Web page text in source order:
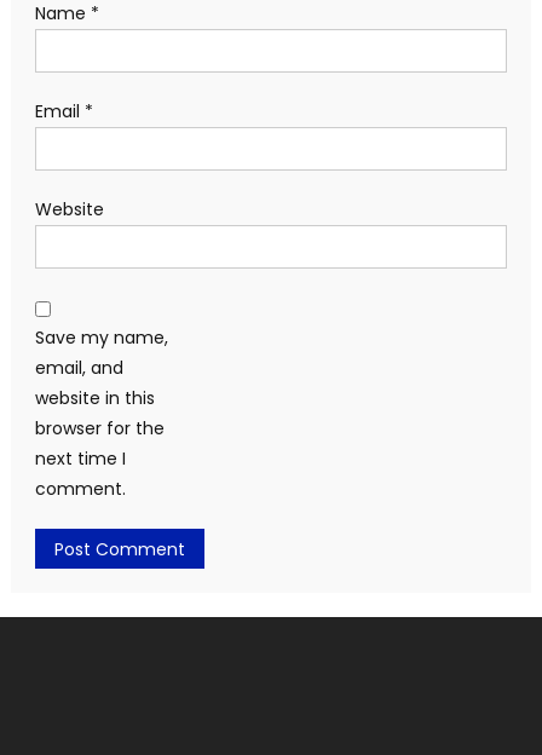
Name *
Email *
Website
Save my name,
email, and
website in this
browser for the
next time I
comment.